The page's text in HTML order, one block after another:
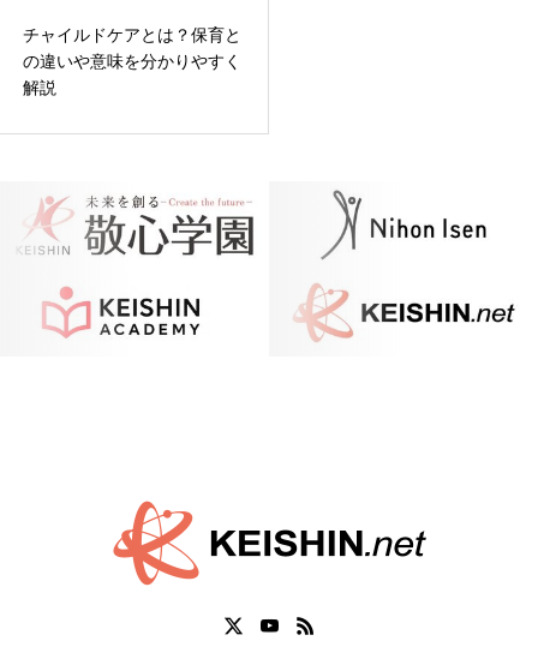
チャイルドケアとは？保育と
の違いや意味を分かりやすく
解説